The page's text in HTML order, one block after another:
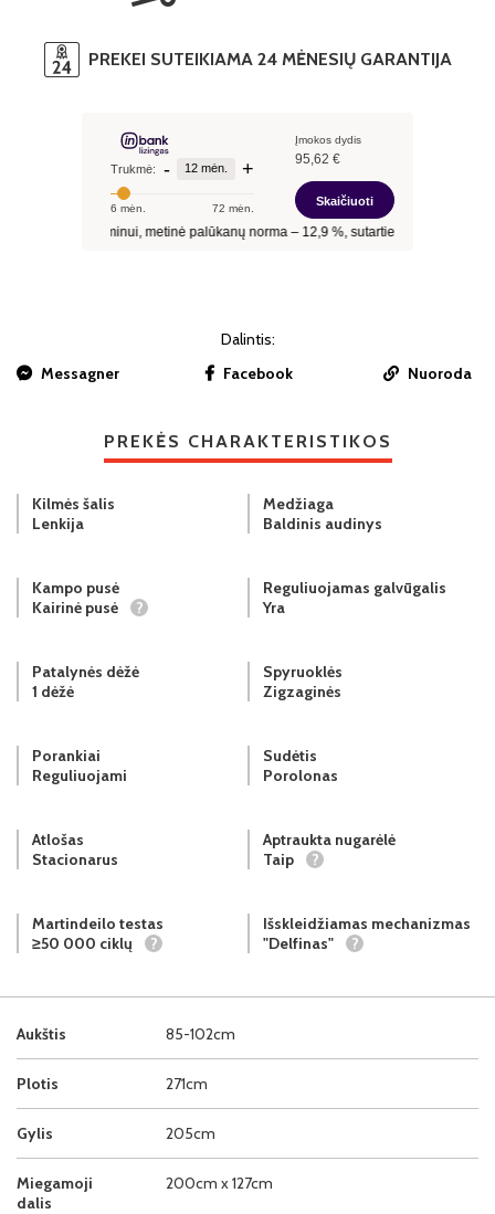
PREKEI SUTEIKIAMA 24 MĖNESIŲ GARANTIJA
Dalintis:
Messagner
Facebook Nuoroda
PREKĖS CHARAKTERISTIKOS
Aukštis 85-102cm
Plotis 271cm
Gylis 205cm
Miegamoji
dalis
200cm x 127cm
Kilmės šalis
Lenkija
Medžiaga
Baldinis audinys
Kampo pusė
Kairinė pusė
?
Reguliuojamas galvūgalis
Yra
Patalynės dėžė
1 dėžė
Spyruoklės
Zigzaginės
Porankiai
Reguliuojami
Sudėtis
Porolonas
Atlošas
Stacionarus
Aptraukta nugarėlė
Taip
?
Martindeilo testas
≥50 000 ciklų
?
Išskleidžiamas mechanizmas
"Delfinas"
?